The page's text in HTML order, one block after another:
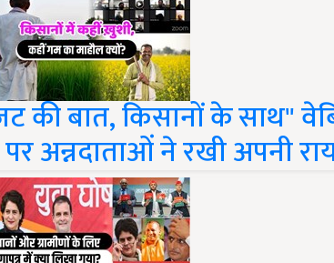
की बात, किसानों के साथ"
अन्नदाताओं ने रखी अपनी